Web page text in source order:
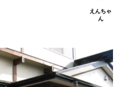
えんちゃ
ん